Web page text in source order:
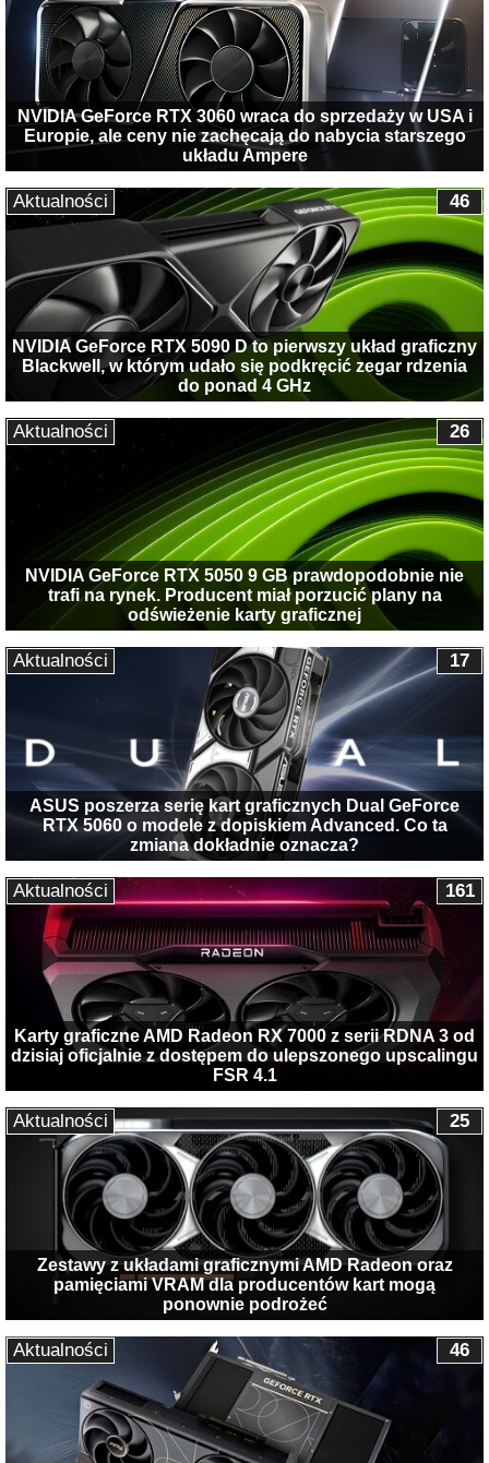
NVIDIA GeForce RTX 3060 wraca do sprzedaży w USA i
Europie, ale ceny nie zachęcają do nabycia starszego
układu Ampere
NVIDIA GeForce RTX 5090 D to pierwszy układ graficzny
Blackwell, w którym udało się podkręcić zegar rdzenia
do ponad 4 GHz
46
Aktualności
NVIDIA GeForce RTX 5050 9 GB prawdopodobnie nie
trafi na rynek. Producent miał porzucić plany na
odświeżenie karty graficznej
26
Aktualności
ASUS poszerza serię kart graficznych Dual GeForce
RTX 5060 o modele z dopiskiem Advanced. Co ta
zmiana dokładnie oznacza?
17
Aktualności
Karty graficzne AMD Radeon RX 7000 z serii RDNA 3 od
dzisiaj oficjalnie z dostępem do ulepszonego upscalingu
FSR 4.1
161
Aktualności
Zestawy z układami graficznymi AMD Radeon oraz
pamięciami VRAM dla producentów kart mogą
ponownie podrożeć
25
Aktualności
46
Aktualności